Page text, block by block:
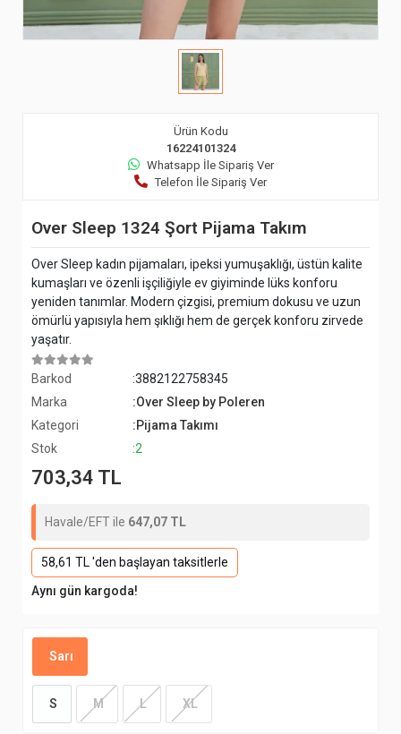
Ürün Kodu
16224101324
Whatsapp İle Sipariş Ver
Telefon İle Sipariş Ver
Over Sleep 1324 Şort Pijama Takım
Over Sleep kadın pijamaları, ipeksi yumuşaklığı, üstün kalite
kumaşları ve özenli işçiliğiyle ev giyiminde lüks konforu
yeniden tanımlar. Modern çizgisi, premium dokusu ve uzun
ömürlü yapısıyla hem şıklığı hem de gerçek konforu zirvede
yaşatır.
Barkod
:3882122758345
Marka
:Over Sleep by Poleren
Kategori
:Pijama Takımı
Stok
:2
703,34 TL
Havale/EFT ile 647,07 TL
58,61 TL 'den başlayan taksitlerle
Aynı gün kargoda!
Sarı
S M L XL